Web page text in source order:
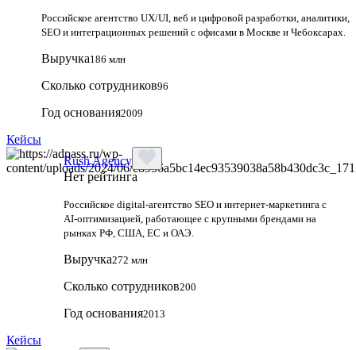
Российское агентство UX/UI, веб и цифровой разработки, аналитики,
SEO и интеграционных решений с офисами в Москве и Чебоксарах.
Выручка186 млн
Сколько сотрудников96
Год основания2009
Кейсы
Rush Agency
Нет рейтинга
Российское digital‑агентство SEO и интернет‑маркетинга с
AI‑оптимизацией, работающее с крупными брендами на
рынках РФ, США, ЕС и ОАЭ.
Выручка272 млн
Сколько сотрудников200
Год основания2013
Кейсы